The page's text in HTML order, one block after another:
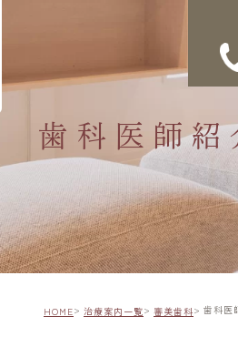
歯科医師紹
HOME 治療案内一覧 審美歯科 歯科医